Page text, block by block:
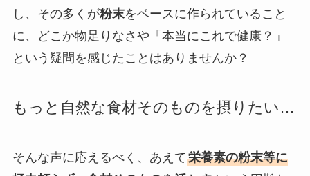
し、その多くが粉末をベースに作られていること
に、どこか物足りなさや「本当にこれで健康？」
という疑問を感じたことはありませんか？
もっと自然な食材そのものを摂りたい…
そんな声に応えるべく、あえて栄養素の粉末等に